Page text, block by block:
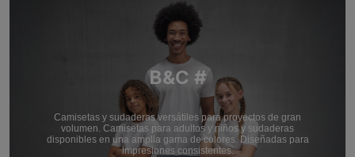
B&C #
Camisetas y sudaderas versátiles para proyectos de gran
volumen. Camisetas para adultos y niños y sudaderas
disponibles en una amplia gama de colores. Diseñadas para
impresiones consistentes.